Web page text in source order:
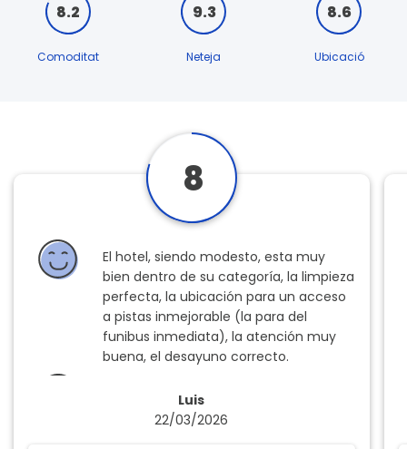
8.2
Comoditat
9.3
Neteja
8.6
Ubicació
8
Luis
22/03/2026
El hotel, siendo modesto, esta muy
bien dentro de su categoría, la limpieza
perfecta, la ubicación para un acceso
a pistas inmejorable (la para del
funibus inmediata), la atención muy
buena, el desayuno correcto.
El punto más crítico el sistema de
descanso, las camas un poco flojas